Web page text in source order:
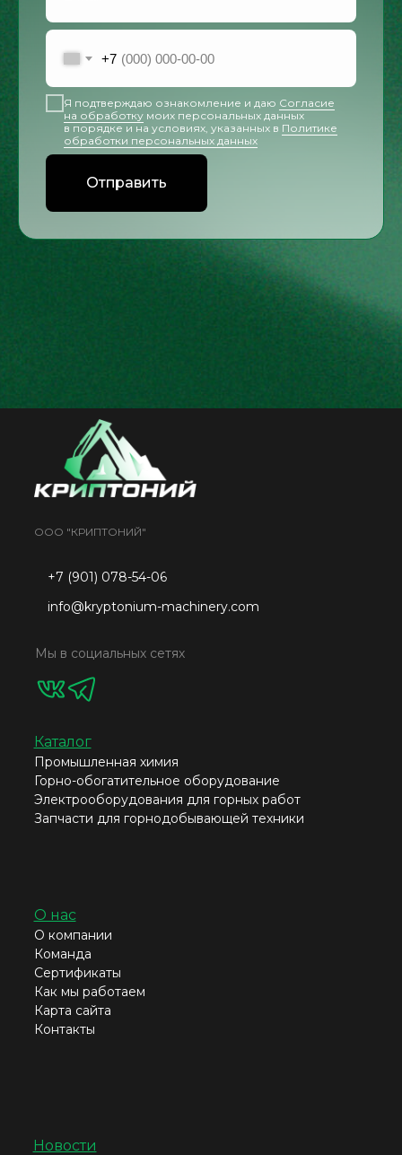
+7
Я подтверждаю ознакомление и даю Согласие
на обработку моих персональных данных
в порядке и на условиях, указанных в Политике
обработки персональных данных
Отправить
Новости
+7 (901) 078-54-06
info@kryptonium-machinery.com
Каталог
Промышленная химия
Горно-обогатительное оборудование
Электрооборудования для горных работ
Запчасти для горнодобывающей техники
О нас
О компании
Команда
Сертификаты
Как мы работаем
Карта сайта
Контакты
Мы в социальных сетях
ООО "КРИПТОНИЙ"